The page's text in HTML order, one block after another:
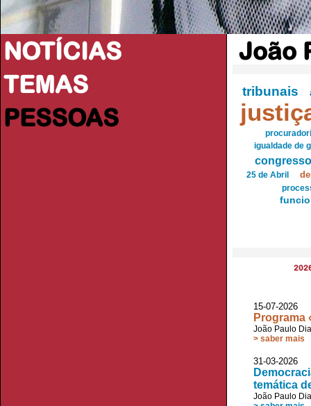
NOTÍCIAS
TEMAS
PESSOAS
João
tribunais
igualdade de
25 de Abril
15-07-2026
Programa
João Paulo
> saber mais
31-03-2026
temática
João Paulo